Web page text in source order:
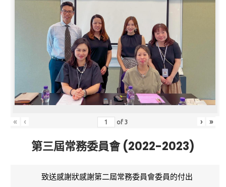
« ‹ of3 › »
第三屆常務委員會 (2022-2023)
致送感謝狀感謝第二屆常務委員會委員的付出